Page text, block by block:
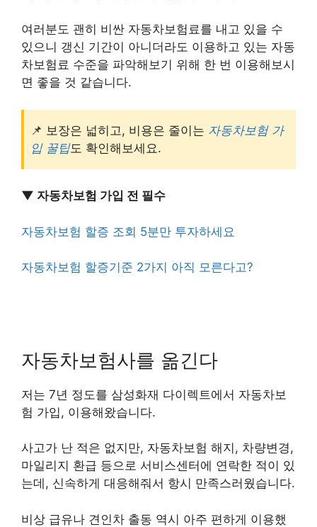
여러분도 괜히 비싼 자동차보험료를 내고 있을 수
있으니 갱신 기간이 아니더라도 이용하고 있는 자동
차보험료 수준을 파악해보기 위해 한 번 이용해보시
면 좋을 것 같습니다.
📌 보장은 넓히고, 비용은 줄이는 자동차보험 가
입 꿀팁도 확인해보세요.
▼ 자동차보험 가입 전 필수
자동차보험 할증 조회 5분만 투자하세요
자동차보험 할증기준 2가지 아직 모른다고?
자동차보험사를 옮긴다
저는 7년 정도를 삼성화재 다이렉트에서 자동차보
험 가입, 이용해왔습니다.
사고가 난 적은 없지만, 자동차보험 해지, 차량변경,
마일리지 환급 등으로 서비스센터에 연락한 적이 있
는데, 신속하게 대응해줘서 항시 만족스러웠습니다.
비상 급유나 견인차 출동 역시 아주 편하게 이용했